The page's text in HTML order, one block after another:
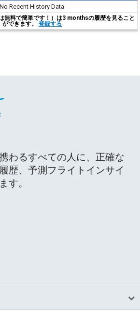
No Recent History Data
無料で簡単です！）は3 monthsの履歴を見ること
ができます。 登録する
わるすべての人に、正確な
歴、予測フライトインサイ
す。